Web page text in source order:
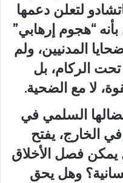
لتعلن دعمها
“هجوم إرهابي”
المدنيين، ولم
الركام، بل
لا مع الضحية.
السلمي في
الخارج، يفتح
فصل الأخلاق
وهل يحق